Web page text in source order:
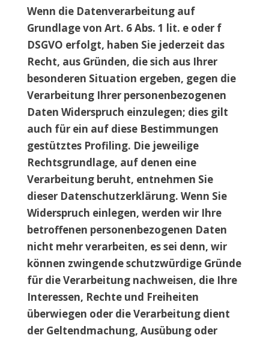
Wenn die Datenverarbeitung auf
Grundlage von Art. 6 Abs. 1 lit. e oder f
DSGVO erfolgt, haben Sie jederzeit das
Recht, aus Gründen, die sich aus Ihrer
besonderen Situation ergeben, gegen die
Verarbeitung Ihrer personenbezogenen
Daten Widerspruch einzulegen; dies gilt
auch für ein auf diese Bestimmungen
gestütztes Profiling. Die jeweilige
Rechtsgrundlage, auf denen eine
Verarbeitung beruht, entnehmen Sie
dieser Datenschutzerklärung. Wenn Sie
Widerspruch einlegen, werden wir Ihre
betroffenen personenbezogenen Daten
nicht mehr verarbeiten, es sei denn, wir
können zwingende schutzwürdige Gründe
für die Verarbeitung nachweisen, die Ihre
Interessen, Rechte und Freiheiten
überwiegen oder die Verarbeitung dient
der Geltendmachung, Ausübung oder